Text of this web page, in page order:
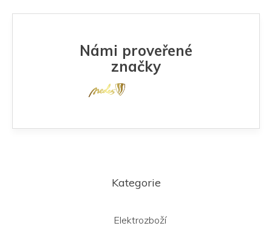
Námi proveřené
značky
Kategorie
Elektrozboží